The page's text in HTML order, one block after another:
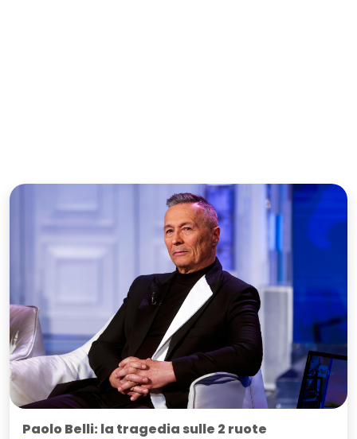
Paolo Belli: la tragedia sulle 2 ruote